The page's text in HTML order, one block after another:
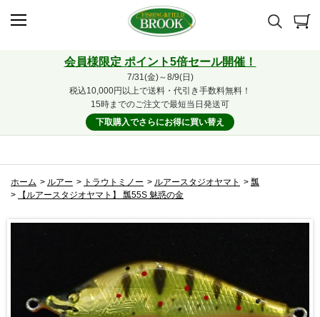
会員様限定 ポイント5倍セール開催！
7/31(金)～8/9(日)
税込10,000円以上で送料・代引き手数料無料！
15時までのご注文で最短当日発送可
下取購入でさらにお得に買い替え
ホーム > ルアー > トラウトミノー > ルアースタジオヤマト > 瓢
>
【ルアースタジオヤマト】 瓢55S 魅惑の金